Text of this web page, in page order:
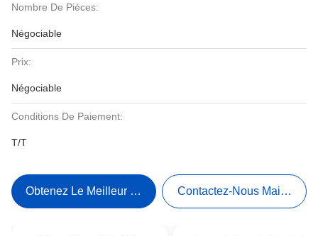
Nombre De Pièces:
Négociable
Prix:
Négociable
Conditions De Paiement:
T/T
Obtenez Le Meilleur Prix Contactez-Nous Maintenant